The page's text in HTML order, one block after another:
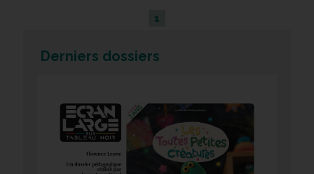
1
Derniers dossiers